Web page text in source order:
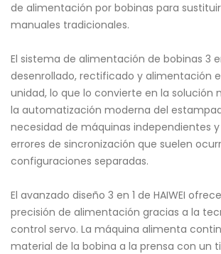
de alimentación por bobinas para
manuales tradicionales.
El sistema de alimentación de bobinas 3
desenrollado, rectificado y alimentación
unidad, lo que lo convierte en la solución
la automatización moderna del
necesidad de máquinas independientes
errores de sincronización que suelen
configuraciones separadas.
El avanzado diseño 3 en 1 de HAIWEI
precisión de alimentación gracias a la
control servo. La máquina alimenta
material de la bobina a la prensa con un